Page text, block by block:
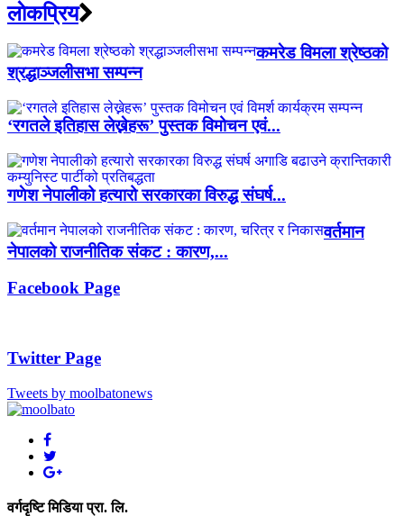
लाेकप्रिय
कमरेड विमला श्रेष्ठको
श्रद्धाञ्जलीसभा सम्पन्न
‘रगतले इतिहास लेख्नेहरू’ पुस्तक विमोचन एवं...
गणेश नेपालीको हत्यारो सरकारका विरुद्ध संघर्ष...
वर्तमान
नेपालको राजनीतिक संकट : कारण,...
Facebook Page
Twitter Page
Tweets by moolbatonews
वर्गदृष्टि मिडिया प्रा. लि.